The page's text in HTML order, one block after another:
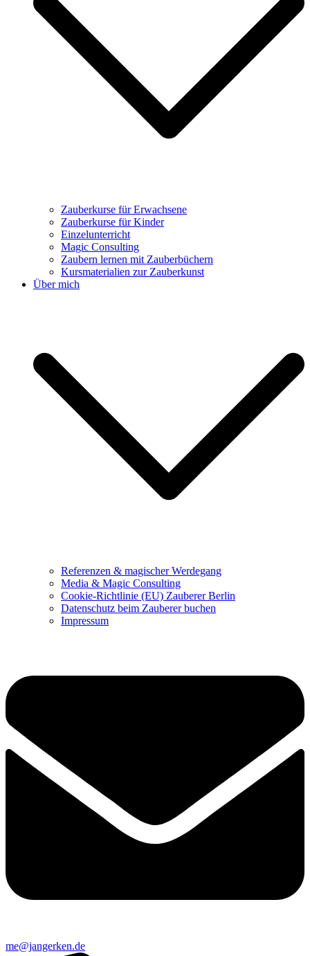
Zauberkurse für Erwachsene
Zauberkurse für Kinder
Einzelunterricht
Magic Consulting
Zaubern lernen mit Zauberbüchern
Kursmaterialien zur Zauberkunst
Über mich
Referenzen & magischer Werdegang
Media & Magic Consulting
Cookie-Richtlinie (EU) Zauberer Berlin
Datenschutz beim Zauberer buchen
Impressum
me@jangerken.de